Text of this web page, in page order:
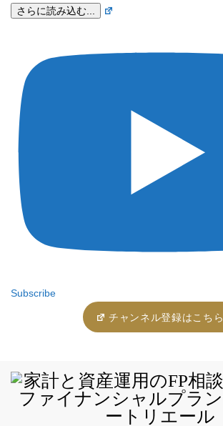
さらに読み込む...
Subscribe
チャンネル登録はこちら